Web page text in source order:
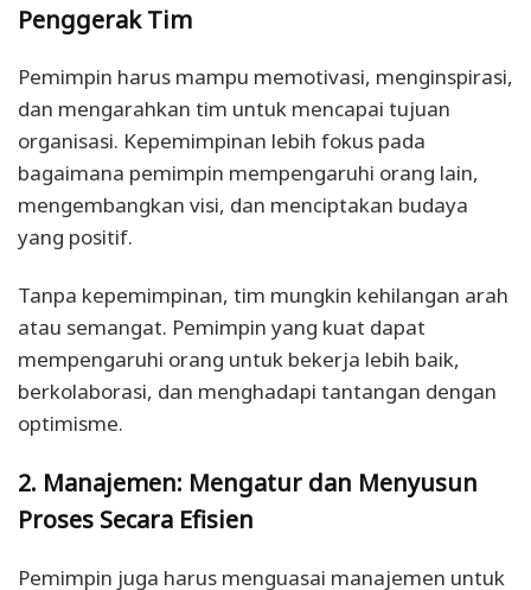
Penggerak Tim
Pemimpin harus mampu memotivasi, menginspirasi,
dan mengarahkan tim untuk mencapai tujuan
organisasi. Kepemimpinan lebih fokus pada
bagaimana pemimpin mempengaruhi orang lain,
mengembangkan visi, dan menciptakan budaya
yang positif.
Tanpa kepemimpinan, tim mungkin kehilangan arah
atau semangat. Pemimpin yang kuat dapat
mempengaruhi orang untuk bekerja lebih baik,
berkolaborasi, dan menghadapi tantangan dengan
optimisme.
2. Manajemen: Mengatur dan Menyusun
Proses Secara Efisien
Pemimpin juga harus menguasai manajemen untuk